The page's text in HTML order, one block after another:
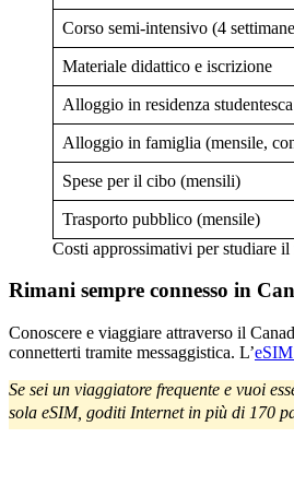
Corso semi-intensivo (4
Materiale didattico e iscrizione
Alloggio in residenza
Alloggio in famiglia (mensile,
Spese per il cibo (mensili)
Trasporto pubblico (mensile)
Costi approssimativi per studiare il
Rimani sempre connesso in
Conoscere e viaggiare attraverso il
connetterti tramite messaggistica. L’
Se sei un viaggiatore frequente e vuoi
sola eSIM, goditi Internet in più di 170